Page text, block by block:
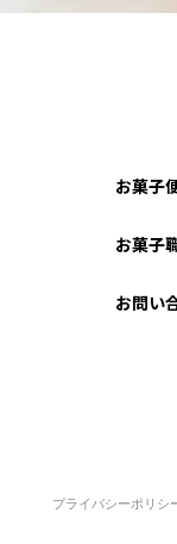
お菓子
お菓子
お問い
プライバシーポリシ